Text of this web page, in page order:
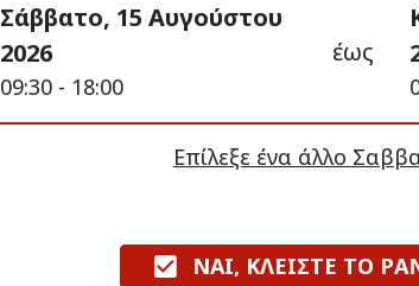
Σάββατο, 15 Αυγούστου
2026
09:30 - 18:00
έως
Επίλεξε ένα άλλο
ΝΑΙ, ΚΛΕΙΣΤΕ ΤΟ